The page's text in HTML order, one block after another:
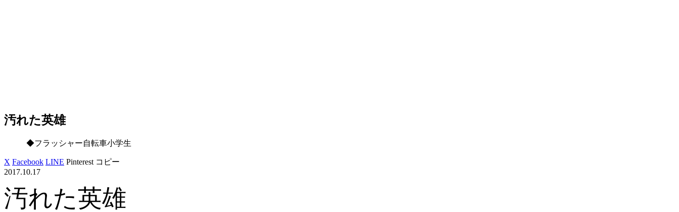
汚れた英雄
◆フラッシャー自転車小学生
X Facebook LINE Pinterest コピー
2017.10.17
汚れた英雄